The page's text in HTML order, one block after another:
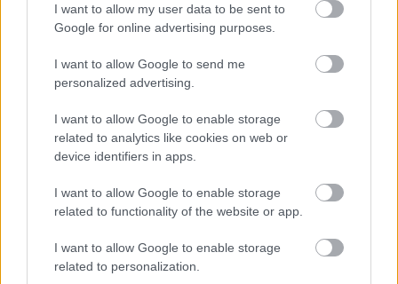
I want to allow my user data to be sent to
Google for online advertising purposes.
I want to allow Google to send me
personalized advertising.
I want to allow Google to enable storage
related to analytics like cookies on web or
device identifiers in apps.
I want to allow Google to enable storage
related to functionality of the website or app.
I want to allow Google to enable storage
related to personalization.
vsManchester United
ELŐZŐ MÉRKŐZÉSEK
Támogatás
Támogasd adományoddal